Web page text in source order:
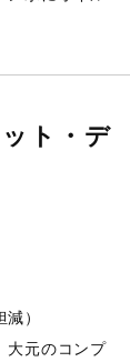
ト・デ
）
大元のコンプ